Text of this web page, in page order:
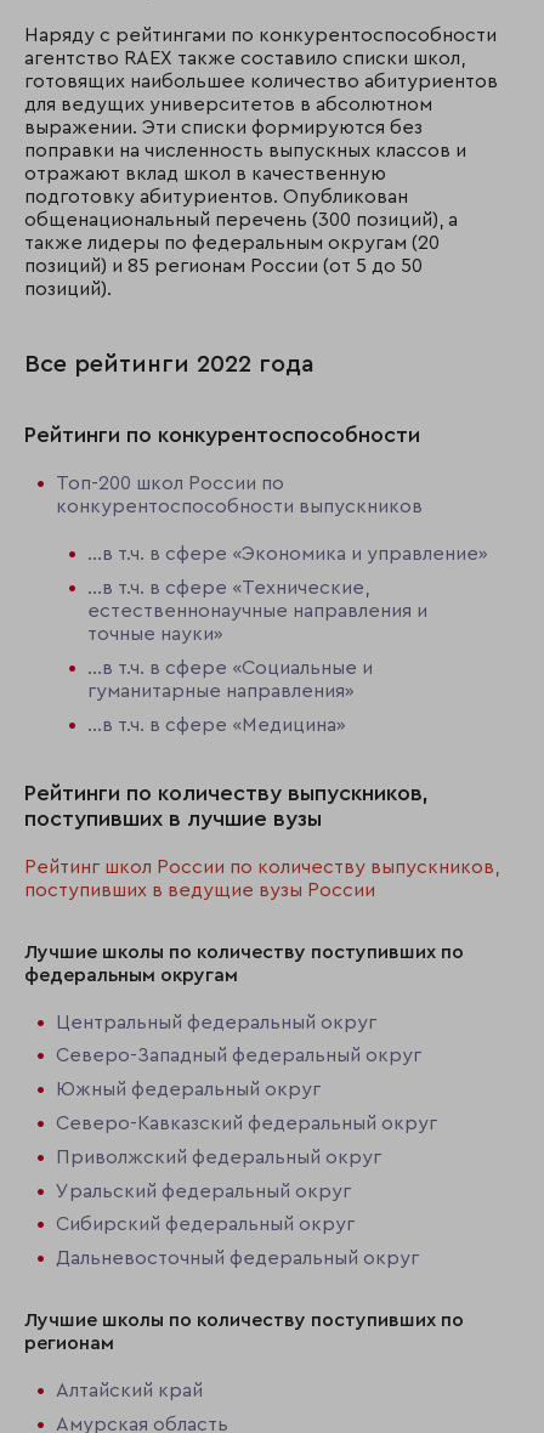
Наряду с рейтингами по конкурентоспособности
агентство RAEX также составило списки школ,
готовящих наибольшее количество абитуриентов
для ведущих университетов в абсолютном
выражении. Эти списки формируются без
поправки на численность выпускных классов и
отражают вклад школ в качественную
подготовку абитуриентов. Опубликован
общенациональный перечень (300 позиций), а
также лидеры по федеральным округам (20
позиций) и 85 регионам России (от 5 до 50
позиций).
Все рейтинги 2022 года
Рейтинги по конкурентоспособности
Топ-200 школ России по
конкурентоспособности выпускников
…в т.ч. в сфере «Экономика и управление»
…в т.ч. в сфере «Технические,
естественнонаучные направления и
точные науки»
…в т.ч. в сфере «Социальные и
гуманитарные направления»
…в т.ч. в сфере «Медицина»
Рейтинги по количеству выпускников,
поступивших в лучшие вузы
Рейтинг школ России по количеству выпускников,
поступивших в ведущие вузы России
Лучшие школы по количеству поступивших по
федеральным округам
Центральный федеральный округ
Северо-Западный федеральный округ
Южный федеральный округ
Северо-Кавказский федеральный округ
Приволжский федеральный округ
Уральский федеральный округ
Сибирский федеральный округ
Дальневосточный федеральный округ
Лучшие школы по количеству поступивших по
регионам
Алтайский край
Амурская область